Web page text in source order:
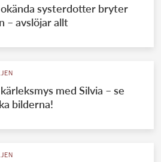
systerdotter bryter
– avslöjar allt
med Silvia – se
bilderna!